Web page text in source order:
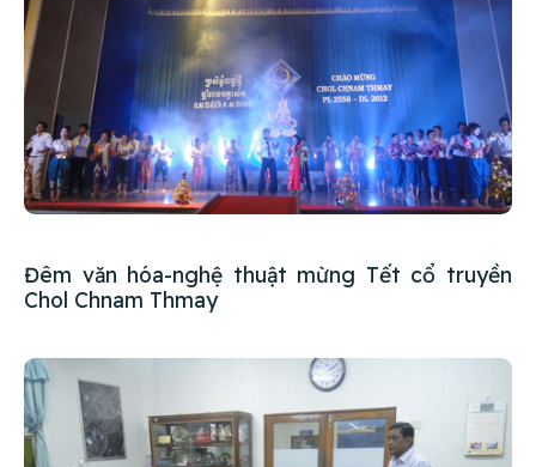
Đêm văn hóa-nghệ thuật mừng Tết cổ truyền
Chol Chnam Thmay